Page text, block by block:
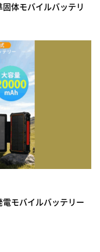
体モバイルバッテリ
モバイルバッテリー